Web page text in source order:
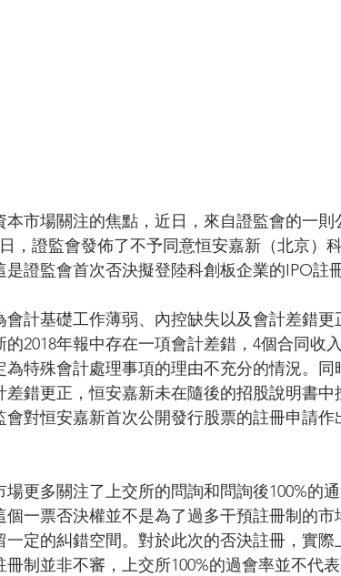
市場關注的焦點，近日，來自證監會的一則
，證監會發佈了不予同意恒安嘉新（北京）
證監會首次否決擬登陸科創板企業的IPO註冊
計基礎工作薄弱、內控缺失以及會計差錯更
2018年報中存在一項會計差錯，4個合同收
特殊會計處理事項的理由不充分的情況。同
錯更正，恒安嘉新未在隨後的招股說明書中
對恒安嘉新首次公開發行股票的註冊申請作
更多關注了上交所的問詢和問詢後100%的
一票否決權並不是為了過多干預註冊制的市
定的糾錯空間。對於此次的否決註冊，實際
制並非不審，上交所100%的過會率並不代